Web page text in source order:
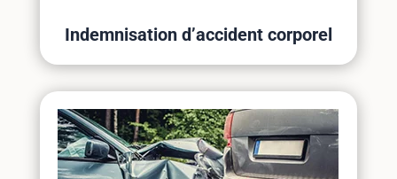
Indemnisation d’accident corporel